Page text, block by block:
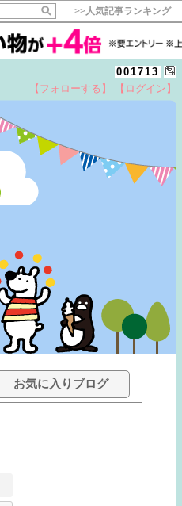
>>人気記事ランキング
001713
【フォローする】 【ログイン】
お気に入りブログ